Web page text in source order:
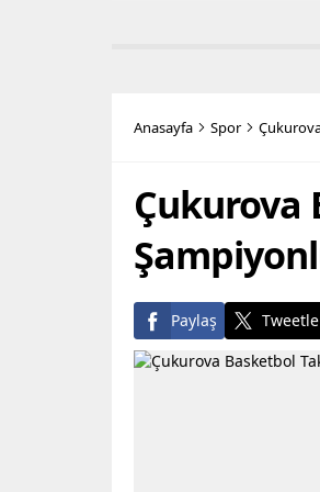
geçiyoruz” Ziyaretin
Anasayfa Spor
Çukurova
Paylaş Tweetle